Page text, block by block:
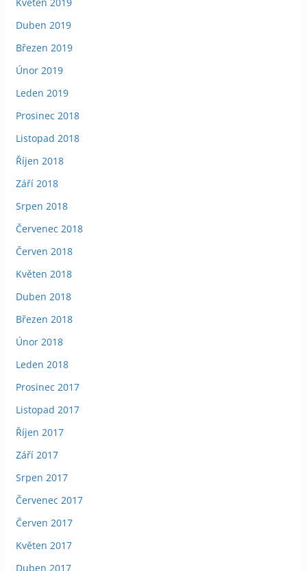
Duben 2019
Březen 2019
Únor 2019
Leden 2019
Prosinec 2018
Listopad 2018
Říjen 2018
Září 2018
Srpen 2018
Červenec 2018
Červen 2018
Květen 2018
Duben 2018
Březen 2018
Únor 2018
Leden 2018
Prosinec 2017
Listopad 2017
Říjen 2017
Září 2017
Srpen 2017
Červenec 2017
Červen 2017
Květen 2017
Duben 2017